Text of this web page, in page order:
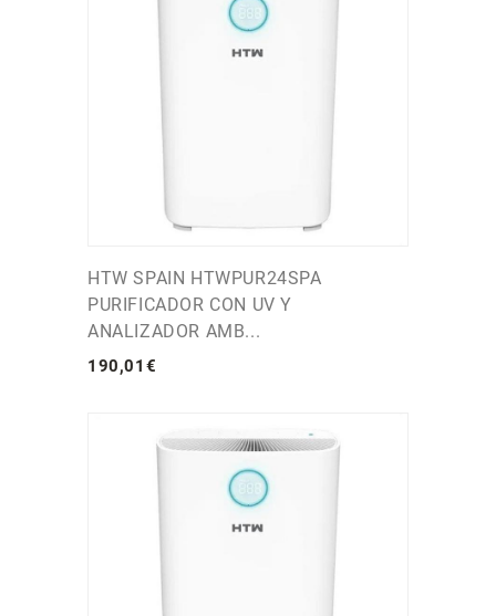
HTW SPAIN HTWPUR24SPA
PURIFICADOR CON UV Y
ANALIZADOR AMB...
190,01 €